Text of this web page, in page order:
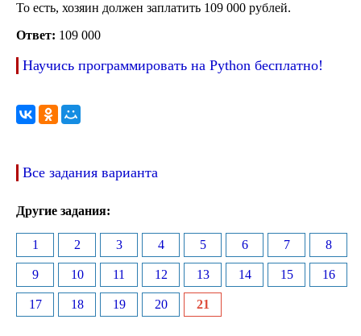
То есть, хозяин должен заплатить 109 000 рублей.
Ответ: 109 000
Научись программировать на Python бесплатно!
Все задания варианта
Другие задания:
1 2 3 4 5 6 7 8
9 10 11 12 13 14 15 16
17 18 19 20 21